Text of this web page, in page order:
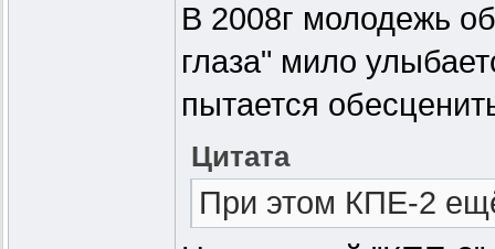
В 2008г молодежь
глаза" мило
пытается
Цитата
При этом КПЕ-2